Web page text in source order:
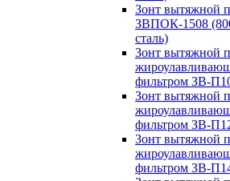
Зонт вытяжной
ЗВПОК-1508
сталь)
Зонт вытяжной
фильтром ЗВ-
Зонт вытяжной
фильтром ЗВ-
Зонт вытяжной
фильтром ЗВ-